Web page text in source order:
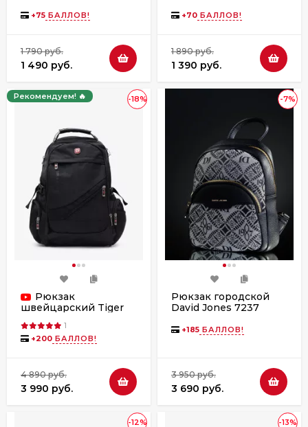
+75 БАЛЛОВ!
1 790 руб.
1 490 руб.
+70 БАЛЛОВ!
1 890 руб.
1 390 руб.
-18%
Рекомендуем! 🔥
Рюкзак
швейцарский Tiger
чёрный 1
+200 БАЛЛОВ!
4 890 руб.
3 990 руб.
-7%
Рюкзак городской
David Jones 7237
+185 БАЛЛОВ!
3 950 руб.
3 690 руб.
-12% -13%